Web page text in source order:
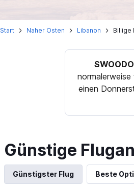
Start Naher Osten Libanon Billige
einen
Günstige
Günstigster Flug Beste